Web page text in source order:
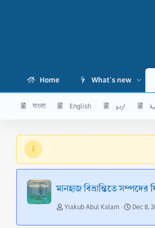
Home What's new
বাংলা English اردو
মানহাজ বিভ্রান্তিতে
A
t
Yiakub Abul Kalam
C
e
Dec 8,